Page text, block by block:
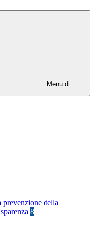
Menu di
prevenzione della
8